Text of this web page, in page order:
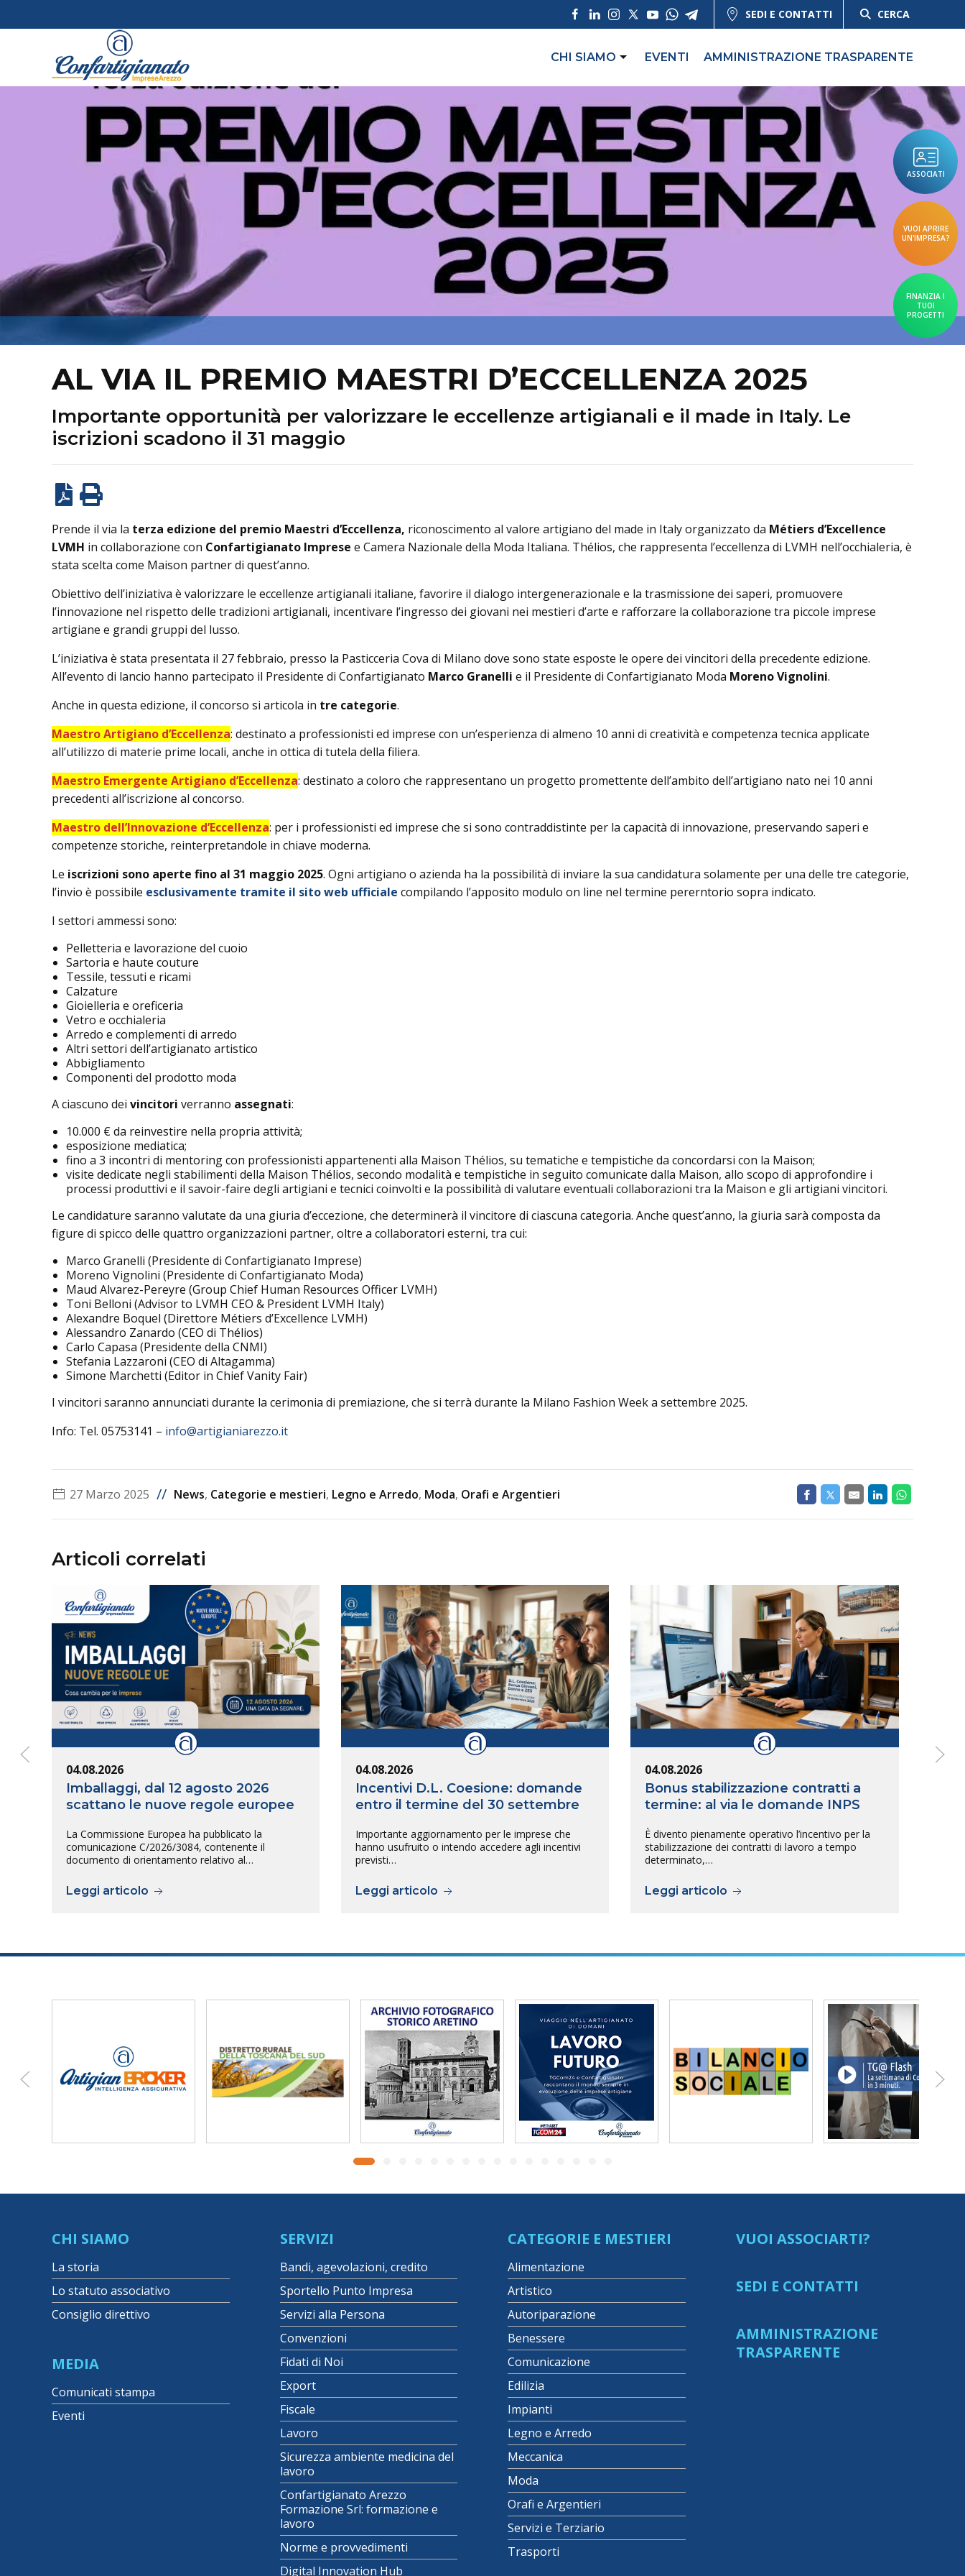
SEDI E CONTATTI CERCA
CHI SIAMO EVENTI AMMINISTRAZIONE TRASPARENTE
ASSOCIATI
VUOI APRIRE
UN'IMPRESA?
FINANZIA I
TUOI
PROGETTI
AL VIA IL PREMIO MAESTRI D’ECCELLENZA 2025
Importante opportunità per valorizzare le eccellenze artigianali e il made in Italy. Le
iscrizioni scadono il 31 maggio
Prende il via la terza edizione del premio Maestri d’Eccellenza, riconoscimento al valore artigiano del made in Italy organizzato da Métiers d’Excellence
LVMH in collaborazione con Confartigianato Imprese e Camera Nazionale della Moda Italiana. Thélios, che rappresenta l’eccellenza di LVMH nell’occhialeria, è
stata scelta come Maison partner di quest’anno.
Obiettivo dell’iniziativa è valorizzare le eccellenze artigianali italiane, favorire il dialogo intergenerazionale e la trasmissione dei saperi, promuovere
l’innovazione nel rispetto delle tradizioni artigianali, incentivare l’ingresso dei giovani nei mestieri d’arte e rafforzare la collaborazione tra piccole imprese
artigiane e grandi gruppi del lusso.
L’iniziativa è stata presentata il 27 febbraio, presso la Pasticceria Cova di Milano dove sono state esposte le opere dei vincitori della precedente edizione.
All’evento di lancio hanno partecipato il Presidente di Confartigianato Marco Granelli e il Presidente di Confartigianato Moda Moreno Vignolini.
Anche in questa edizione, il concorso si articola in tre categorie.
Maestro Artigiano d’Eccellenza: destinato a professionisti ed imprese con un’esperienza di almeno 10 anni di creatività e competenza tecnica applicate
all’utilizzo di materie prime locali, anche in ottica di tutela della filiera.
Maestro Emergente Artigiano d’Eccellenza: destinato a coloro che rappresentano un progetto promettente dell’ambito dell’artigiano nato nei 10 anni
precedenti all’iscrizione al concorso.
Maestro dell’Innovazione d’Eccellenza: per i professionisti ed imprese che si sono contraddistinte per la capacità di innovazione, preservando saperi e
competenze storiche, reinterpretandole in chiave moderna.
Le iscrizioni sono aperte fino al 31 maggio 2025. Ogni artigiano o azienda ha la possibilità di inviare la sua candidatura solamente per una delle tre categorie,
l’invio è possibile esclusivamente tramite il sito web ufficiale compilando l’apposito modulo on line nel termine pererntorio sopra indicato.
I settori ammessi sono:
Pelletteria e lavorazione del cuoio
Sartoria e haute couture
Tessile, tessuti e ricami
Calzature
Gioielleria e oreficeria
Vetro e occhialeria
Arredo e complementi di arredo
Altri settori dell’artigianato artistico
Abbigliamento
Componenti del prodotto moda
A ciascuno dei vincitori verranno assegnati:
10.000 € da reinvestire nella propria attività;
esposizione mediatica;
fino a 3 incontri di mentoring con professionisti appartenenti alla Maison Thélios, su tematiche e tempistiche da concordarsi con la Maison;
visite dedicate negli stabilimenti della Maison Thélios, secondo modalità e tempistiche in seguito comunicate dalla Maison, allo scopo di approfondire i
processi produttivi e il savoir-faire degli artigiani e tecnici coinvolti e la possibilità di valutare eventuali collaborazioni tra la Maison e gli artigiani vincitori.
Le candidature saranno valutate da una giuria d’eccezione, che determinerà il vincitore di ciascuna categoria. Anche quest’anno, la giuria sarà composta da
figure di spicco delle quattro organizzazioni partner, oltre a collaboratori esterni, tra cui:
Marco Granelli (Presidente di Confartigianato Imprese)
Moreno Vignolini (Presidente di Confartigianato Moda)
Maud Alvarez-Pereyre (Group Chief Human Resources Officer LVMH)
Toni Belloni (Advisor to LVMH CEO & President LVMH Italy)
Alexandre Boquel (Direttore Métiers d’Excellence LVMH)
Alessandro Zanardo (CEO di Thélios)
Carlo Capasa (Presidente della CNMI)
Stefania Lazzaroni (CEO di Altagamma)
Simone Marchetti (Editor in Chief Vanity Fair)
I vincitori saranno annunciati durante la cerimonia di premiazione, che si terrà durante la Milano Fashion Week a settembre 2025.
Info: Tel. 05753141 – info@artigianiarezzo.it
27 Marzo 2025 // News, Categorie e mestieri, Legno e Arredo, Moda, Orafi e Argentieri
Articoli correlati
04.08.2026
Imballaggi, dal 12 agosto 2026
scattano le nuove regole europee
La Commissione Europea ha pubblicato la
comunicazione C/2026/3084, contenente il
documento di orientamento relativo al…
Leggi articolo
04.08.2026
Incentivi D.L. Coesione: domande
entro il termine del 30 settembre
Importante aggiornamento per le imprese che
hanno usufruito o intendo accedere agli incentivi
previsti…
Leggi articolo
04.08.2026
Bonus stabilizzazione contratti a
termine: al via le domande INPS
È divento pienamente operativo l’incentivo per la
stabilizzazione dei contratti di lavoro a tempo
determinato,…
Leggi articolo
CHI SIAMO
La storia
Lo statuto associativo
Consiglio direttivo
MEDIA
Comunicati stampa
Eventi
SERVIZI
Bandi, agevolazioni, credito
Sportello Punto Impresa
Servizi alla Persona
Convenzioni
Fidati di Noi
Export
Fiscale
Lavoro
Sicurezza ambiente medicina del
lavoro
Confartigianato Arezzo
Formazione Srl: formazione e
lavoro
Norme e provvedimenti
Digital Innovation Hub
CATEGORIE E MESTIERI
Alimentazione
Artistico
Autoriparazione
Benessere
Comunicazione
Edilizia
Impianti
Legno e Arredo
Meccanica
Moda
Orafi e Argentieri
Servizi e Terziario
Trasporti
VUOI ASSOCIARTI?
SEDI E CONTATTI
AMMINISTRAZIONE
TRASPARENTE